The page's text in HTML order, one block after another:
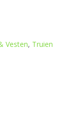
Vesten, Truien